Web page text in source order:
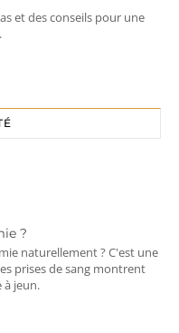
et des conseils pour une
?
naturellement ? C'est une
prises de sang montrent
à jeun.